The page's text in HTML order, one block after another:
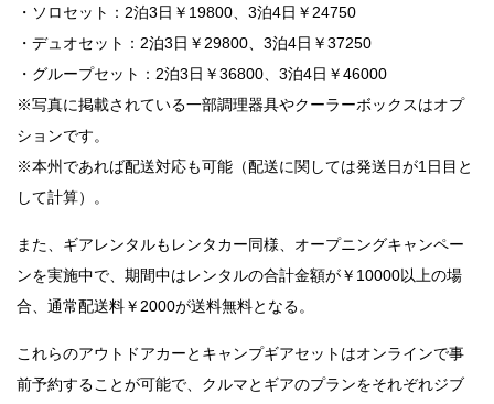
・ソロセット：2泊3日￥19800、3泊4日￥24750
・デュオセット：2泊3日￥29800、3泊4日￥37250
・グループセット：2泊3日￥36800、3泊4日￥46000
※写真に掲載されている一部調理器具やクーラーボックスはオプ
ションです。
※本州であれば配送対応も可能（配送に関しては発送⽇が1⽇⽬と
して計算）。
また、ギアレンタルもレンタカー同様、オープニングキャンペー
ンを実施中で、期間中はレンタルの合計金額が￥10000以上の場
合、通常配送料￥2000が送料無料となる。
これらのアウトドアカーとキャンプギアセットはオンラインで事
前予約することが可能で、クルマとギアのプランをそれぞれジブ